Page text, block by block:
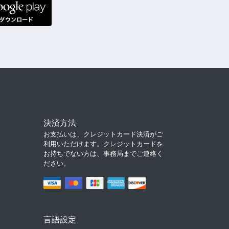
決済方法
お支払いは、クレジットカード決済がご
利用いただけます。クレジットカードを
お持ちでない方は、事務局までご連絡く
ださい。
言語設定